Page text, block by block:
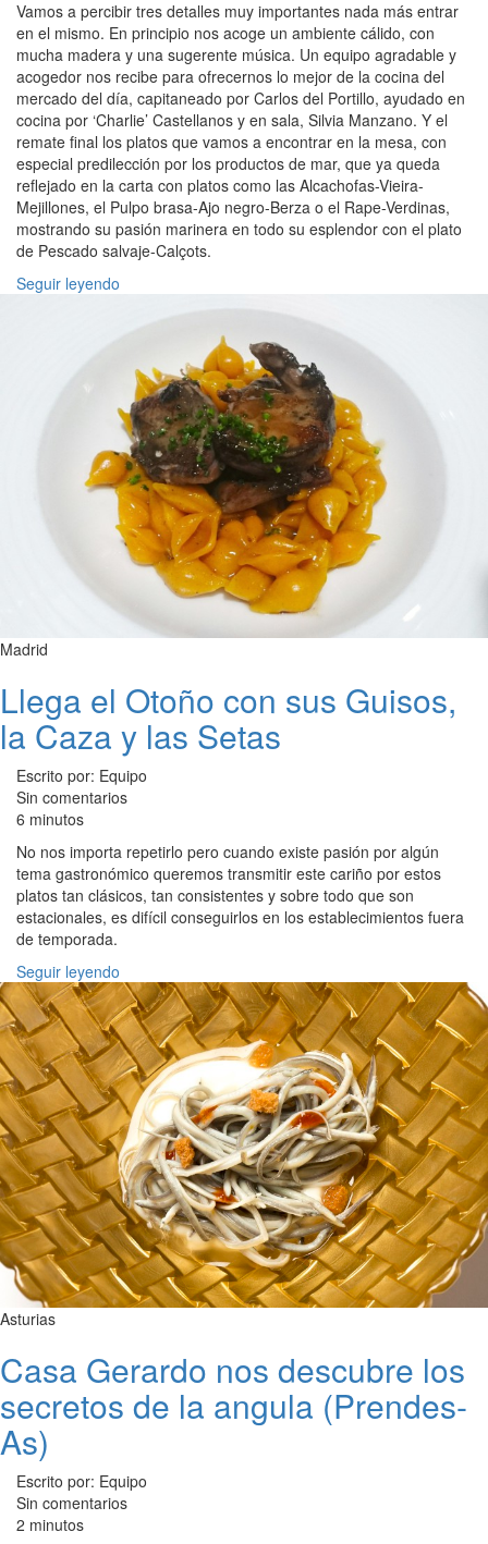
Vamos a percibir tres detalles muy importantes nada más entrar
en el mismo. En principio nos acoge un ambiente cálido, con
mucha madera y una sugerente música. Un equipo agradable y
acogedor nos recibe para ofrecernos lo mejor de la cocina del
mercado del día, capitaneado por Carlos del Portillo, ayudado en
cocina por ‘Charlie’ Castellanos y en sala, Silvia Manzano. Y el
remate final los platos que vamos a encontrar en la mesa, con
especial predilección por los productos de mar, que ya queda
reflejado en la carta con platos como las Alcachofas-Vieira-
Mejillones, el Pulpo brasa-Ajo negro-Berza o el Rape-Verdinas,
mostrando su pasión marinera en todo su esplendor con el plato
de Pescado salvaje-Calçots.
Seguir leyendo
Madrid
Llega el Otoño con sus Guisos,
la Caza y las Setas
Escrito por: Equipo
Sin comentarios
6 minutos
No nos importa repetirlo pero cuando existe pasión por algún
tema gastronómico queremos transmitir este cariño por estos
platos tan clásicos, tan consistentes y sobre todo que son
estacionales, es difícil conseguirlos en los establecimientos fuera
de temporada.
Seguir leyendo
Asturias
Casa Gerardo nos descubre los
secretos de la angula (Prendes-
As)
Escrito por: Equipo
Sin comentarios
2 minutos